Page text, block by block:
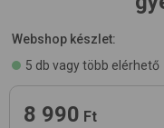
Webshop készlet:
5 db vagy több elérhető
8 990 Ft